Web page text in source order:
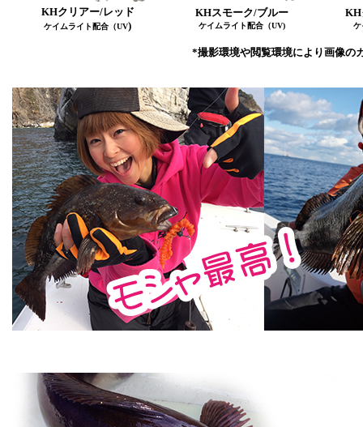
KHクリアー/レッド
ケイムライト配合（UV)
KHスモーク/ブルー
ケイムライト配合（UV)
KH
ケ
*撮影環境や閲覧環境により画像